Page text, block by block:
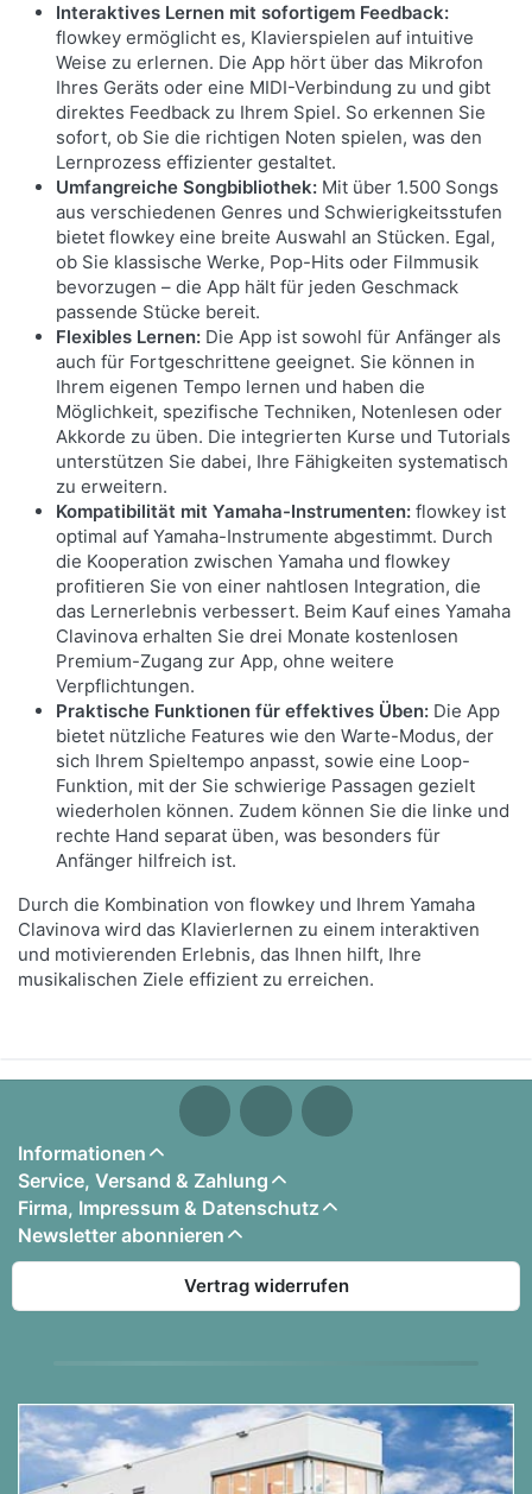
Interaktives Lernen mit sofortigem Feedback:
flowkey ermöglicht es, Klavierspielen auf intuitive
Weise zu erlernen. Die App hört über das Mikrofon
Ihres Geräts oder eine MIDI-Verbindung zu und gibt
direktes Feedback zu Ihrem Spiel. So erkennen Sie
sofort, ob Sie die richtigen Noten spielen, was den
Lernprozess effizienter gestaltet.
Umfangreiche Songbibliothek: Mit über 1.500 Songs
aus verschiedenen Genres und Schwierigkeitsstufen
bietet flowkey eine breite Auswahl an Stücken. Egal,
ob Sie klassische Werke, Pop-Hits oder Filmmusik
bevorzugen – die App hält für jeden Geschmack
passende Stücke bereit.
Flexibles Lernen: Die App ist sowohl für Anfänger als
auch für Fortgeschrittene geeignet. Sie können in
Ihrem eigenen Tempo lernen und haben die
Möglichkeit, spezifische Techniken, Notenlesen oder
Akkorde zu üben. Die integrierten Kurse und Tutorials
unterstützen Sie dabei, Ihre Fähigkeiten systematisch
zu erweitern.
Kompatibilität mit Yamaha-Instrumenten: flowkey ist
optimal auf Yamaha-Instrumente abgestimmt. Durch
die Kooperation zwischen Yamaha und flowkey
profitieren Sie von einer nahtlosen Integration, die
das Lernerlebnis verbessert. Beim Kauf eines Yamaha
Clavinova erhalten Sie drei Monate kostenlosen
Premium-Zugang zur App, ohne weitere
Verpflichtungen.
Praktische Funktionen für effektives Üben: Die App
bietet nützliche Features wie den Warte-Modus, der
sich Ihrem Spieltempo anpasst, sowie eine Loop-
Funktion, mit der Sie schwierige Passagen gezielt
wiederholen können. Zudem können Sie die linke und
rechte Hand separat üben, was besonders für
Anfänger hilfreich ist.
Durch die Kombination von flowkey und Ihrem Yamaha
Clavinova wird das Klavierlernen zu einem interaktiven
und motivierenden Erlebnis, das Ihnen hilft, Ihre
musikalischen Ziele effizient zu erreichen.
Informationen
Service, Versand & Zahlung
Firma, Impressum & Datenschutz
Newsletter abonnieren
Vertrag widerrufen